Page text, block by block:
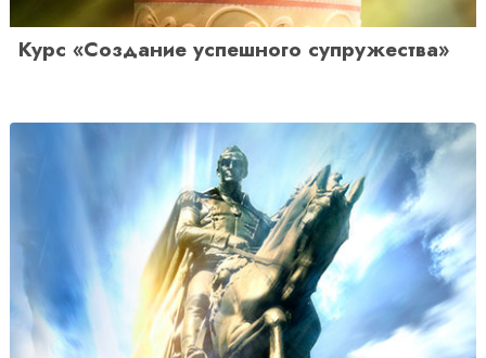
Курс «Создание успешного супружества»